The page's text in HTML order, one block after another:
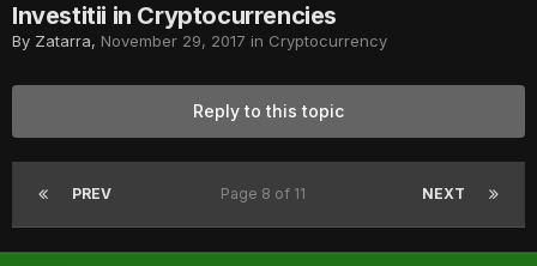
Investitii in Cryptocurrencies
By Zatarra, November 29, 2017 in Cryptocurrency
Reply to this topic
PREV NEXT
Page 8 of 11